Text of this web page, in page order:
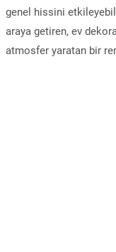
genel hissini
araya getiren, ev
atmosfer yaratan bir